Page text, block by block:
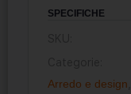
SPECIFICHE
Arredo e design